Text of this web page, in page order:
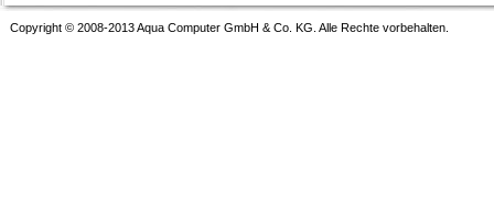
Copyright © 2008-2013 Aqua Computer GmbH & Co. KG. Alle Rechte vorbehalten.